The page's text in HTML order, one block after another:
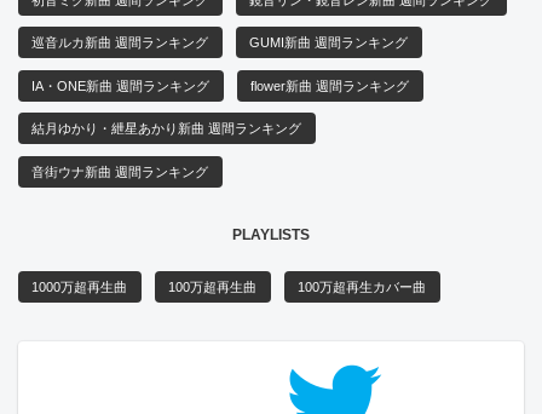
巡音ルカ新曲 週間ランキング GUMI新曲 週間ランキング
IA・ONE新曲 週間ランキング flower新曲 週間ランキング
結月ゆかり・紲星あかり新曲 週間ランキング
音街ウナ新曲 週間ランキング
PLAYLISTS
1000万超再生曲 100万超再生曲 100万超再生カバー曲